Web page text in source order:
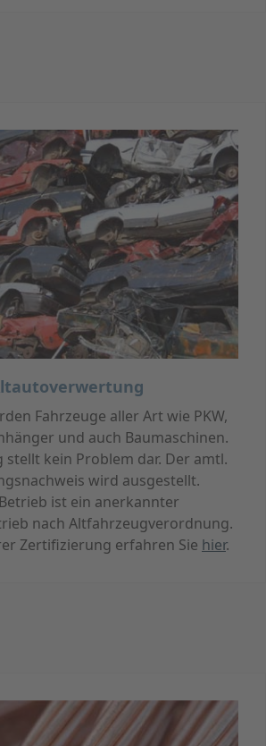
Fahrzeuge aller Art wie PKW,
und auch Baumaschinen.
stellt kein Problem dar. Der amtl.
wird ausgestellt.
ist ein anerkannter
nach Altfahrzeugverordnung.
Zertifizierung erfahren Sie hier.